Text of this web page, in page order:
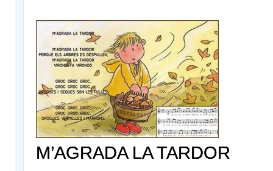
M’AGRADA LA TARDOR